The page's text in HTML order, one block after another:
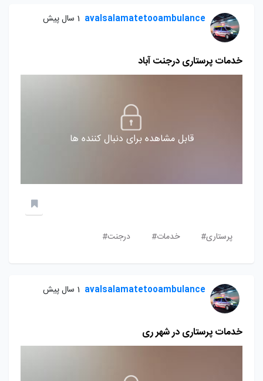
avalsalamatetooambulance 1 سال پیش
خدمات پرستاری درجنت آباد
قابل مشاهده برای دنبال کننده ها
پرستاری# خدمات# درجنت#
avalsalamatetooambulance 1 سال پیش
خدمات پرستاری در شهر ری